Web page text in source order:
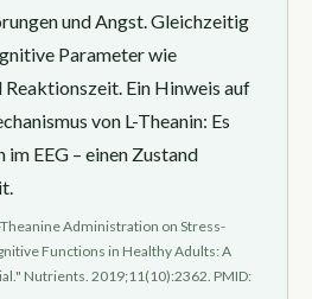
und Angst. Gleichzeitig
Parameter wie
Ein Hinweis auf
von L-Theanin: Es
EEG – einen Zustand
Theanine Administration on Stress-
Functions in Healthy Adults: A
Nutrients. 2019;11(10):2362. PMID: